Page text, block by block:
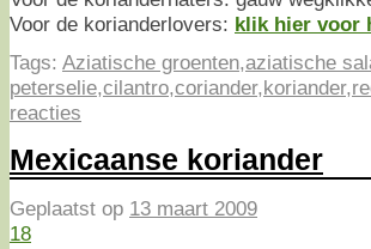
Voor de korianderlovers: klik hier voor
Tags: Aziatische groenten,aziatische
peterselie,cilantro,coriander,koriander,
reacties
Mexicaanse koriander
Geplaatst op 13 maart 2009
18